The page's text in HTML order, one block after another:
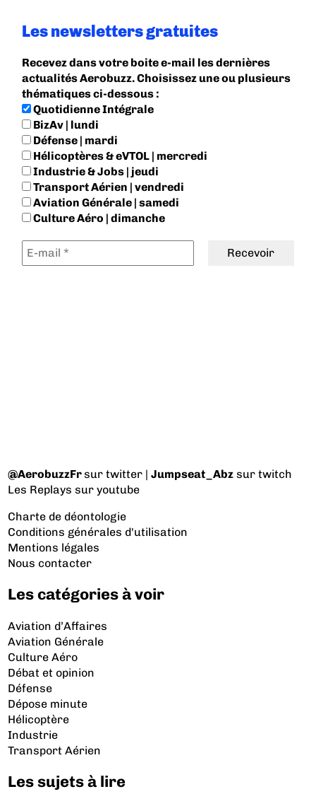
Les newsletters gratuites
Recevez dans votre boite e-mail les dernières
actualités Aerobuzz. Choisissez une ou plusieurs
thématiques ci-dessous :
Quotidienne Intégrale
BizAv | lundi
Défense | mardi
Hélicoptères & eVTOL | mercredi
Industrie & Jobs | jeudi
Transport Aérien | vendredi
Aviation Générale | samedi
Culture Aéro | dimanche
@AerobuzzFrsur twitter |Jumpseat_Abz sur twitch
Les Replays sur youtube
Charte de déontologie
Conditions générales d'utilisation
Mentions légales
Nous contacter
Les catégories à voir
Aviation d’Affaires
Aviation Générale
Culture Aéro
Débat et opinion
Défense
Dépose minute
Hélicoptère
Industrie
Transport Aérien
Les sujets à lire